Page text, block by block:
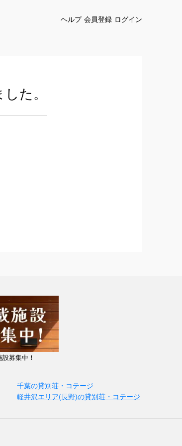
ヘルプ 会員登録 ログイン
た。
募集中！
千葉の貸別荘・コテージ
軽井沢エリア(長野)の貸別荘・コテージ